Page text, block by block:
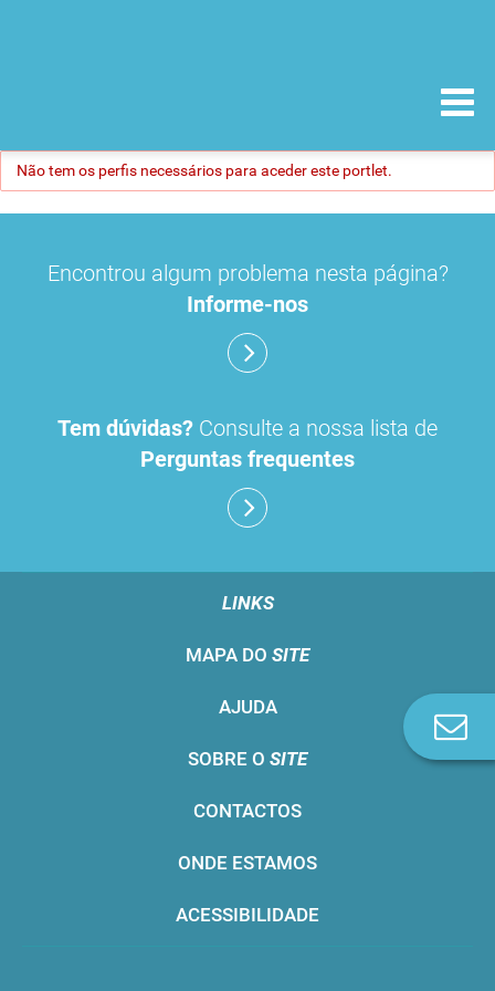
Não tem os perfis necessários para aceder este portlet.
Encontrou algum problema nesta página?
Informe-nos
Tem dúvidas? Consulte a nossa lista de
Perguntas frequentes
LINKS
MAPA DO SITE
AJUDA
SOBRE O SITE
CONTACTOS
ONDE ESTAMOS
ACESSIBILIDADE